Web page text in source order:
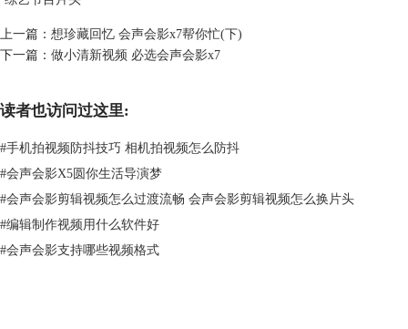
位置X轴数值调整为0，Y轴数值调整为-38，大小X轴数值调整为2，Y轴
数值调整为91，阻光度为0，如图2所示；在00:07的地方设置第二帧，参
为100，如图3所示；在01:06的地方设置第四帧，参数参考第三帧；在
帧，然后点击确定。
上一篇： 想珍藏回忆 会声会影x7帮你忙(下)
下一篇： 做小清新视频 必选会声会影x7
读者也访问过这里:
#手机拍视频防抖技巧 相机拍视频怎么防抖
#会声会影X5圆你生活导演梦
#会声会影剪辑视频怎么过渡流畅 会声会影剪辑视频怎么换片头
#编辑制作视频用什么软件好
#会声会影支持哪些视频格式